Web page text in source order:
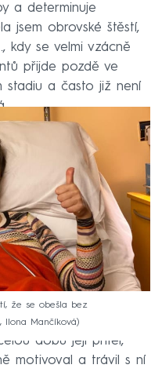
a determinuje
jsem obrovské štěstí,
kdy se velmi vzácně
přijde pozdě ve
stadiu a často již není
že se obešla bez
Ilona Mančíková
dobu její přítel,
motivoval a trávil s ní